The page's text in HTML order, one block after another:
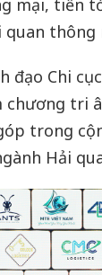
quan thông
đạo Chi
chương tri
trong
Hải